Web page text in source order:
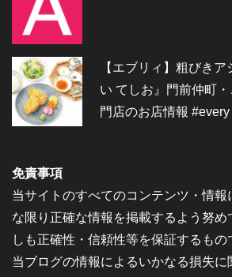
【エブリィ】粗びき
い てしお』門前仲町
門店のお店情報 #every
免責事項
当サイトのすべてのコンテンツ・情
な限り正確な情報を掲載するよう努
しも正確性・信頼性等を保証するもの
当ブログの情報によるいかなる損失